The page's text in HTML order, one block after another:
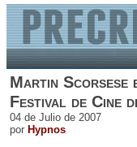
Martin Scorsese
Festival de Cine
04 de Julio de 2007
por Hypnos